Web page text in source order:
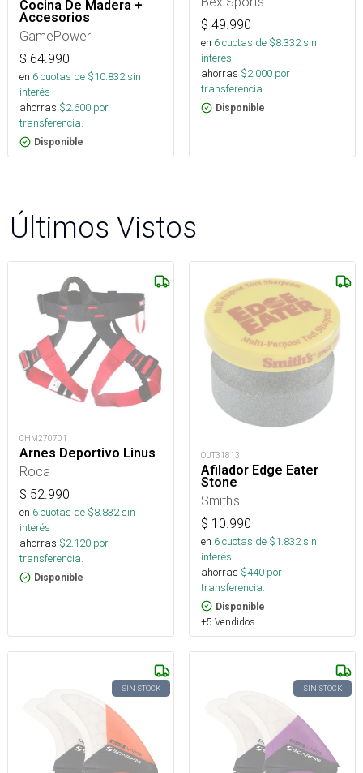
Cocina De Madera +
Accesorios
GamePower
$ 64.990
en 6cuotas de $10.832sin
interés
ahorras $2.600 por
transferencia.
Disponible
$ 49.990
en 6cuotas de $8.332sin
interés
ahorras $2.000 por
transferencia.
Disponible
Últimos Vistos
CHM270701
Arnes Deportivo Linus
Roca
$ 52.990
en 6cuotas de $8.832sin
interés
ahorras $2.120 por
transferencia.
Disponible
OUT31813
Afilador Edge Eater
Stone
Smith's
$ 10.990
en 6cuotas de $1.832sin
interés
ahorras $440 por
transferencia.
Disponible
+5 Vendidos
SIN STOCK SIN STOCK